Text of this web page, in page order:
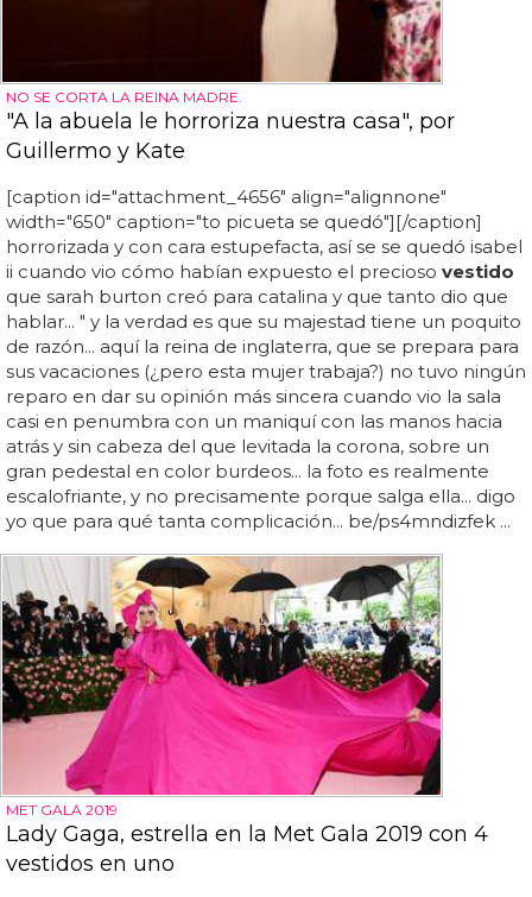
NO SE CORTA LA REINA MADRE.
"A la abuela le horroriza nuestra casa", por
Guillermo y Kate
[caption id="attachment_4656" align="alignnone"
width="650" caption="to picueta se quedó"][/caption]
horrorizada y con cara estupefacta, así se se quedó isabel
ii cuando vio cómo habían expuesto el precioso vestido
que sarah burton creó para catalina y que tanto dio que
hablar... " y la verdad es que su majestad tiene un poquito
de razón... aquí la reina de inglaterra, que se prepara para
sus vacaciones (¿pero esta mujer trabaja?) no tuvo ningún
reparo en dar su opinión más sincera cuando vio la sala
casi en penumbra con un maniquí con las manos hacia
atrás y sin cabeza del que levitada la corona, sobre un
gran pedestal en color burdeos... la foto es realmente
escalofriante, y no precisamente porque salga ella... digo
yo que para qué tanta complicación... be/ps4mndizfek ...
MET GALA 2019
Lady Gaga, estrella en la Met Gala 2019 con 4
vestidos en uno